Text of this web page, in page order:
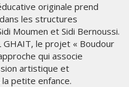
originale prend
les structures
Moumen et Sidi Bernoussi.
GHAIT, le projet « Boudour
qui associe
artistique et
petite enfance.